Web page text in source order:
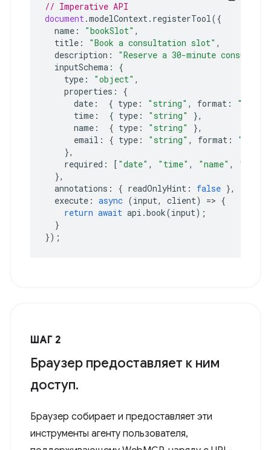
// Imperative API
document.modelContext. registerTool({
name : "bookSlot" ,
title : "Book a consultation slot" ,
description :
"Reserve a 30-minute
inputSchema :
{
type : "object" ,
properties :
{
date : { type : "string" , format :
"date"
time : { type : "string"
},
name : { type : "string"
},
email : { type : "string" , format :
},
required : [ "date" , "time" , "name" ,
},
annotations : { readOnlyHint : false },
execute : async (input, client) => {
return await api .book(input);
}
});
ШАГ 2
Браузер предоставляет к ним
доступ.
Браузер собирает и предоставляет эти
инструменты агенту пользователя,